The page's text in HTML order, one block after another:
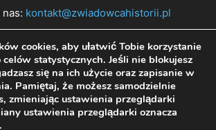
kontakt@zwiadowcahistorii.pl
ZA NAMI
cookies, aby ułatwić Tobie korzystanie
statystycznych. Jeśli nie blokujesz
się na ich użycie oraz zapisanie w
Pamiętaj, że możesz samodzielnie
zmieniając ustawienia przeglądarki
ustawienia przeglądarki oznacza